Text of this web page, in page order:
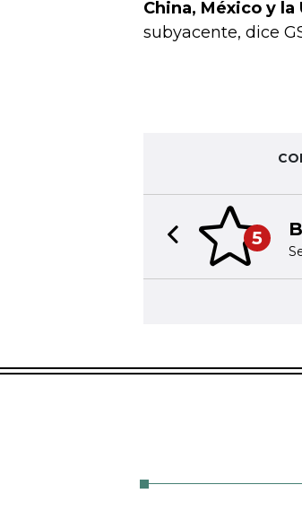
China, México y la
subyacente, dice
5
Previous slide